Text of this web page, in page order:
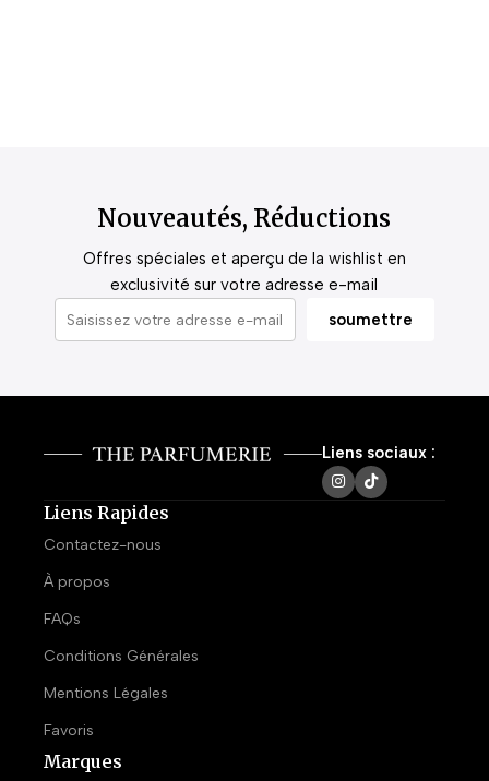
Nouveautés, Réductions
Offres spéciales et aperçu de la wishlist en
exclusivité sur votre adresse e-mail
Liens sociaux :
Liens Rapides
Contactez-nous
À propos
FAQs
Conditions Générales
Mentions Légales
Favoris
Marques